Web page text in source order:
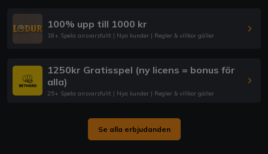
100% upp till 1000 kr
18+ Spela ansvarsfullt | Nya kunder | Regler & villkor gäller
1250kr Gratisspel (ny licens = bonus för
alla)
25+ Spela ansvarsfullt | Nya kunder | Regler & villkor gäller
Se alla erbjudanden